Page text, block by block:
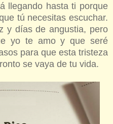
llegando hasta ti porque
tú necesitas escuchar.
y días de angustia, pero
yo te amo y que seré
para que esta tristeza
se vaya de tu vida.